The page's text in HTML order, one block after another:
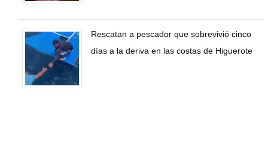
Rescatan a pescador que sobrevivió cinco
días a la deriva en las costas de Higuerote